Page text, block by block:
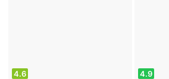
4.6 4.9